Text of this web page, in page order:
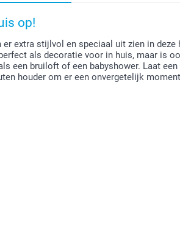
op!
extra stijlvol en speciaal uit zien in
als decoratie voor in huis, maar is
een bruiloft of een babyshower. Laat
houder om er een onvergetelijk